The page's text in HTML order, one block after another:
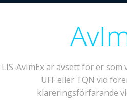
LIS-AvImEx är avsett för er som
UFF eller TQN vid
klareringsförfarande